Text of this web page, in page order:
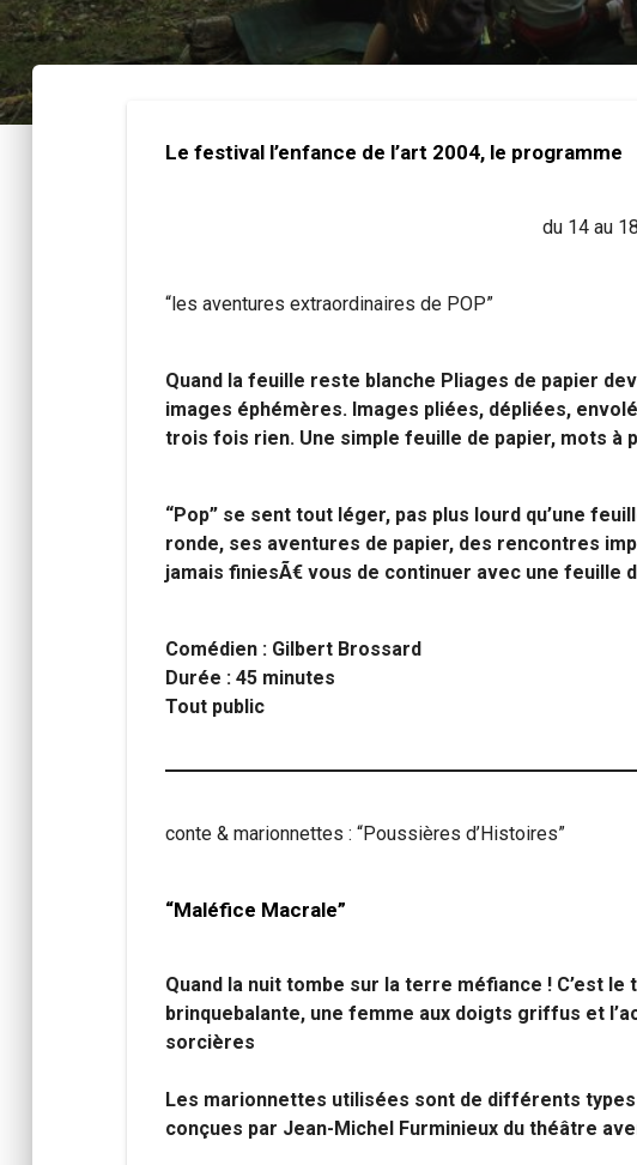
Le festival l’enfance de l’art 2004, le programme
du 14 au
“les aventures extraordinaires de POP”
Quand la feuille reste blanche Pliages de papier
images éphémères. Images pliées, dépliées,
trois fois rien. Une simple feuille de papier, mots à
“Pop” se sent tout léger, pas plus lourd qu’une
ronde, ses aventures de papier, des rencontres
jamais finiesÃ€ vous de continuer avec une feuille
Comédien : Gilbert Brossard
Durée : 45 minutes
Tout public
conte & marionnettes : “Poussières d’Histoires”
“Maléfice Macrale”
Quand la nuit tombe sur la terre méfiance ! C’est
brinquebalante, une femme aux doigts griffus et
sorcières
Les marionnettes utilisées sont de différents
conçues par Jean-Michel Furminieux du théâtre